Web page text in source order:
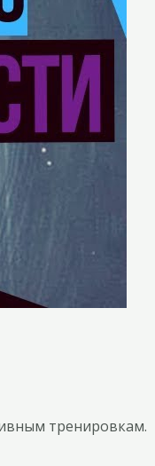
тренировкам.